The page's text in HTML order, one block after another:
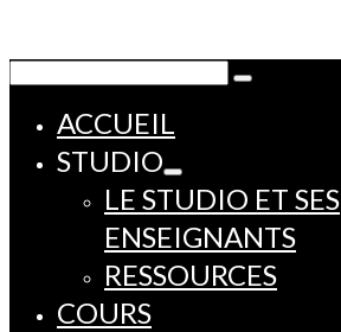
ACCUEIL
STUDIO
LE STUDIO ET SES
ENSEIGNANTS
RESSOURCES
COURS